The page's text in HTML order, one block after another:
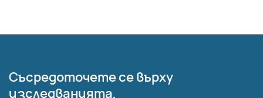
Съсредоточете се върху
изследванията,